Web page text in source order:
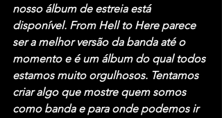
nosso álbum de estreia está
disponível. From Hell to Here parece
ser a melhor versão da banda até o
momento e é um álbum do qual todos
estamos muito orgulhosos. Tentamos
criar algo que mostre quem somos
como banda e para onde podemos ir